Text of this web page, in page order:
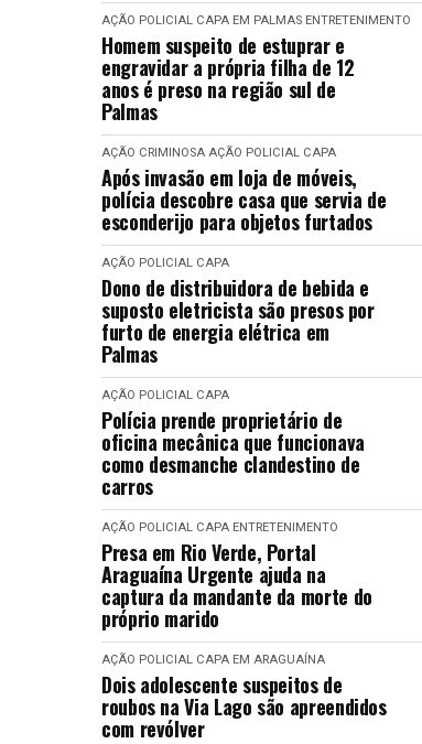
AÇÃO POLICIAL CAPA EM PALMAS ENTRETENIMENTO
Homem suspeito de estuprar e
engravidar a própria filha de 12
anos é preso na região sul de
Palmas
AÇÃO CRIMINOSA AÇÃO POLICIAL CAPA
Após invasão em loja de móveis,
polícia descobre casa que servia de
esconderijo para objetos furtados
AÇÃO POLICIAL CAPA
Dono de distribuidora de bebida e
suposto eletricista são presos por
furto de energia elétrica em
Palmas
AÇÃO POLICIAL CAPA
Polícia prende proprietário de
oficina mecânica que funcionava
como desmanche clandestino de
carros
AÇÃO POLICIAL CAPA ENTRETENIMENTO
Presa em Rio Verde, Portal
Araguaína Urgente ajuda na
captura da mandante da morte do
próprio marido
AÇÃO POLICIAL CAPA EM ARAGUAÍNA
Dois adolescente suspeitos de
roubos na Via Lago são apreendidos
com revólver